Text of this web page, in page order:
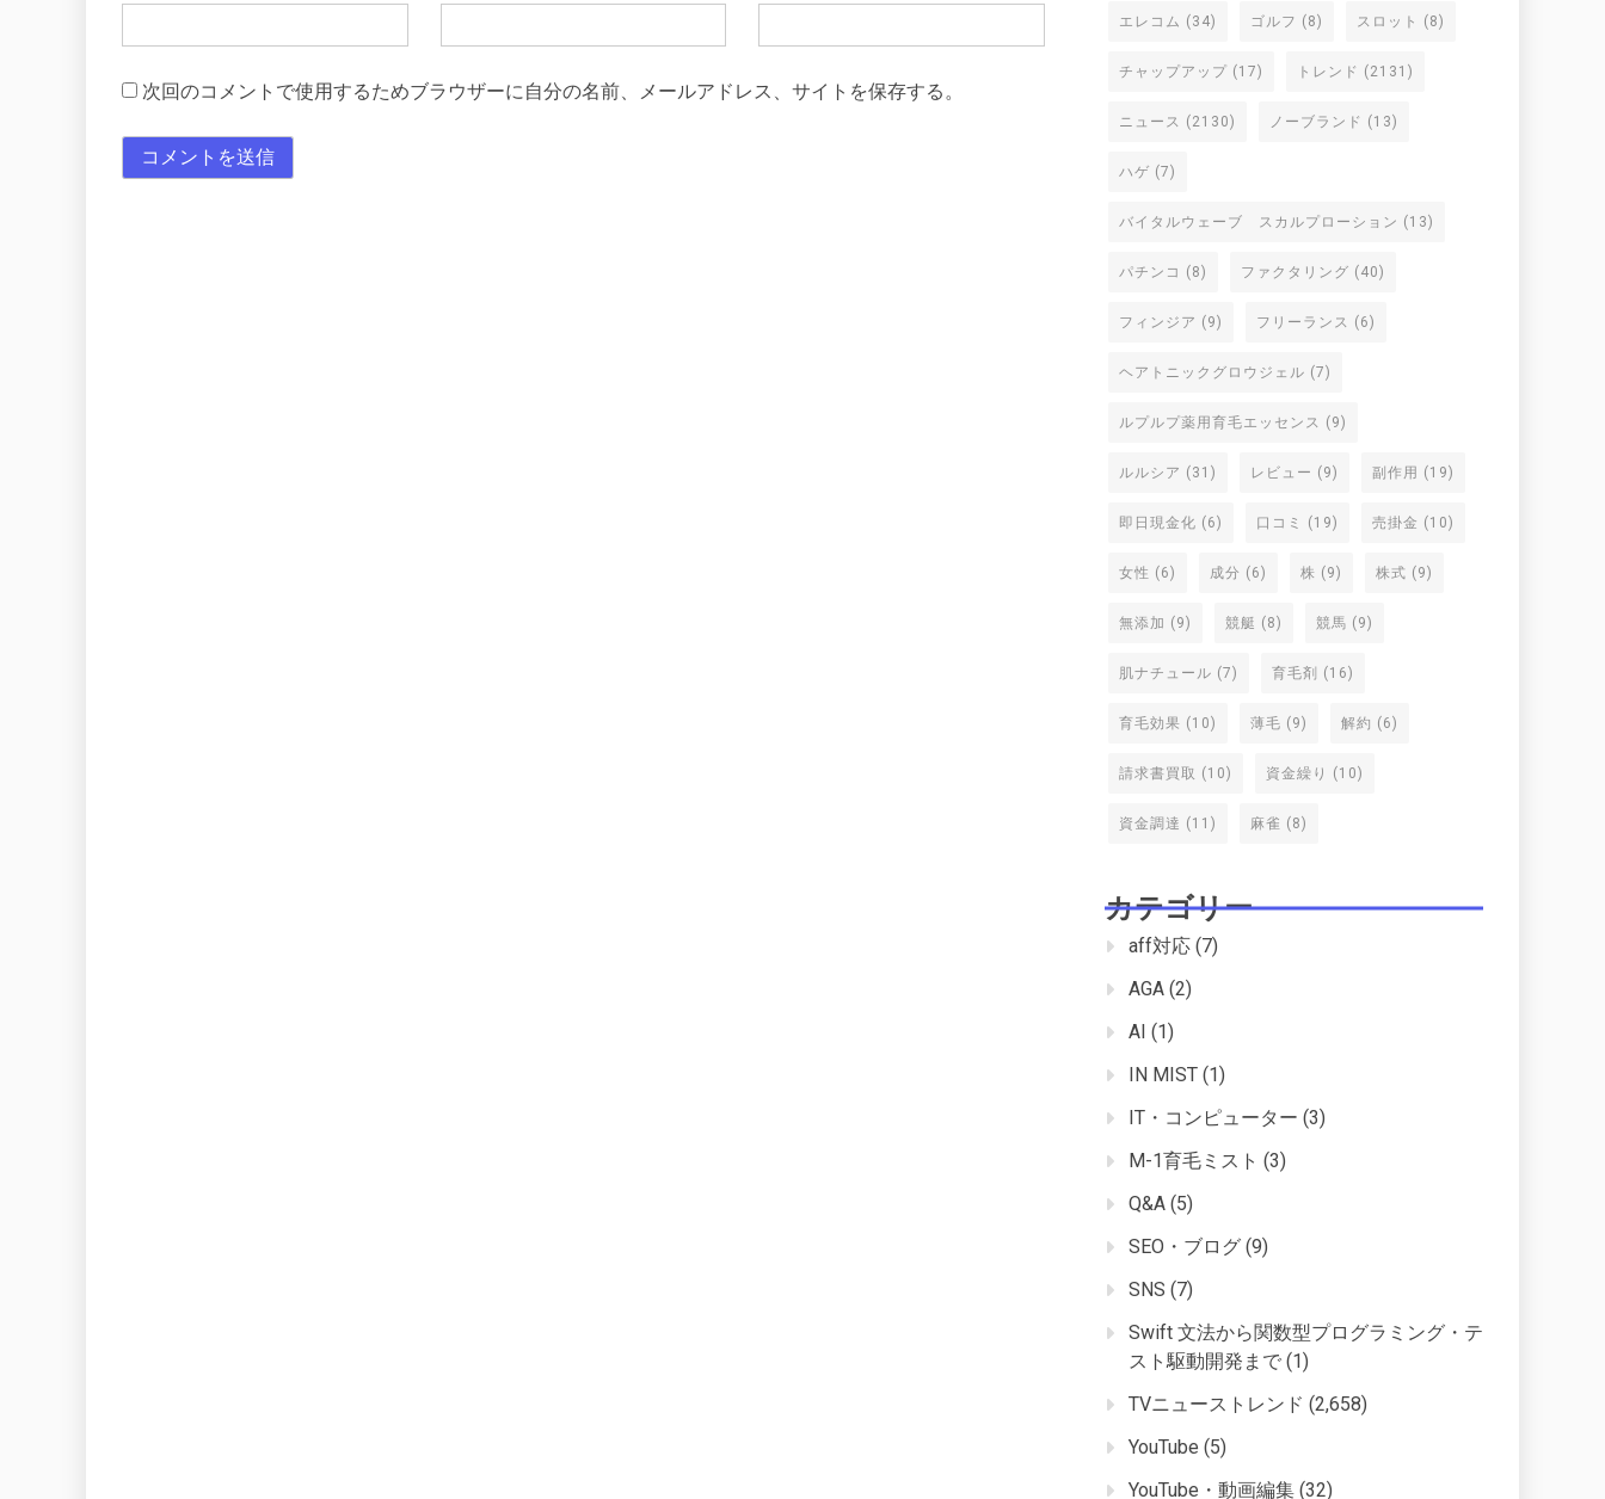
次回のコメントで使用するためブラウザーに自分の名前、メールアドレス、サイトを保存する。
エレコム (34) ゴルフ (8) スロット (8)
チャップアップ (17) トレンド (2131)
ニュース (2130) ノーブランド (13)
ハゲ (7)
バイタルウェーブ スカルプローション (13)
パチンコ (8) ファクタリング (40)
フィンジア (9) フリーランス (6)
ヘアトニックグロウジェル (7)
ルプルプ薬用育毛エッセンス (9)
ルルシア (31) レビュー (9) 副作用 (19)
即日現金化 (6) 口コミ (19) 売掛金 (10)
女性 (6) 成分 (6) 株 (9) 株式 (9)
無添加 (9) 競艇 (8) 競馬 (9)
肌ナチュール (7) 育毛剤 (16)
育毛効果 (10) 薄毛 (9) 解約 (6)
請求書買取 (10) 資金繰り (10)
資金調達 (11) 麻雀 (8)
カテゴリー
aff対応 (7)
AGA (2)
AI (1)
IN MIST (1)
IT・コンピューター (3)
M-1育毛ミスト (3)
Q&A (5)
SEO・ブログ (9)
SNS (7)
Swift 文法から関数型プログラミング・テ
スト駆動開発まで (1)
TVニューストレンド (2,658)
YouTube (5)
YouTube・動画編集 (32)